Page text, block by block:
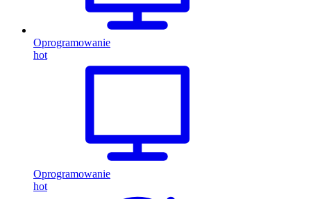
Oprogramowanie
hot
Oprogramowanie
hot